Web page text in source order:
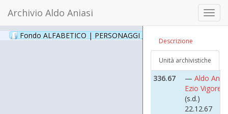
Archivio Aldo Aniasi
Fondo ALFABETICO | PERSONAGGI _ Archivio Fotografico
Descrizione
Unità archivistiche
22.12.65
Vigorelli
([1954
22.12.66
336.67
— Aldo
Ezio Vigorelli
(s.d.)
22.12.67